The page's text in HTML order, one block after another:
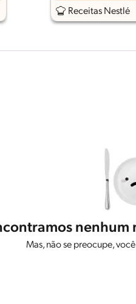
Receitas Nestlé
nenhum
Mas, não se preocupe,